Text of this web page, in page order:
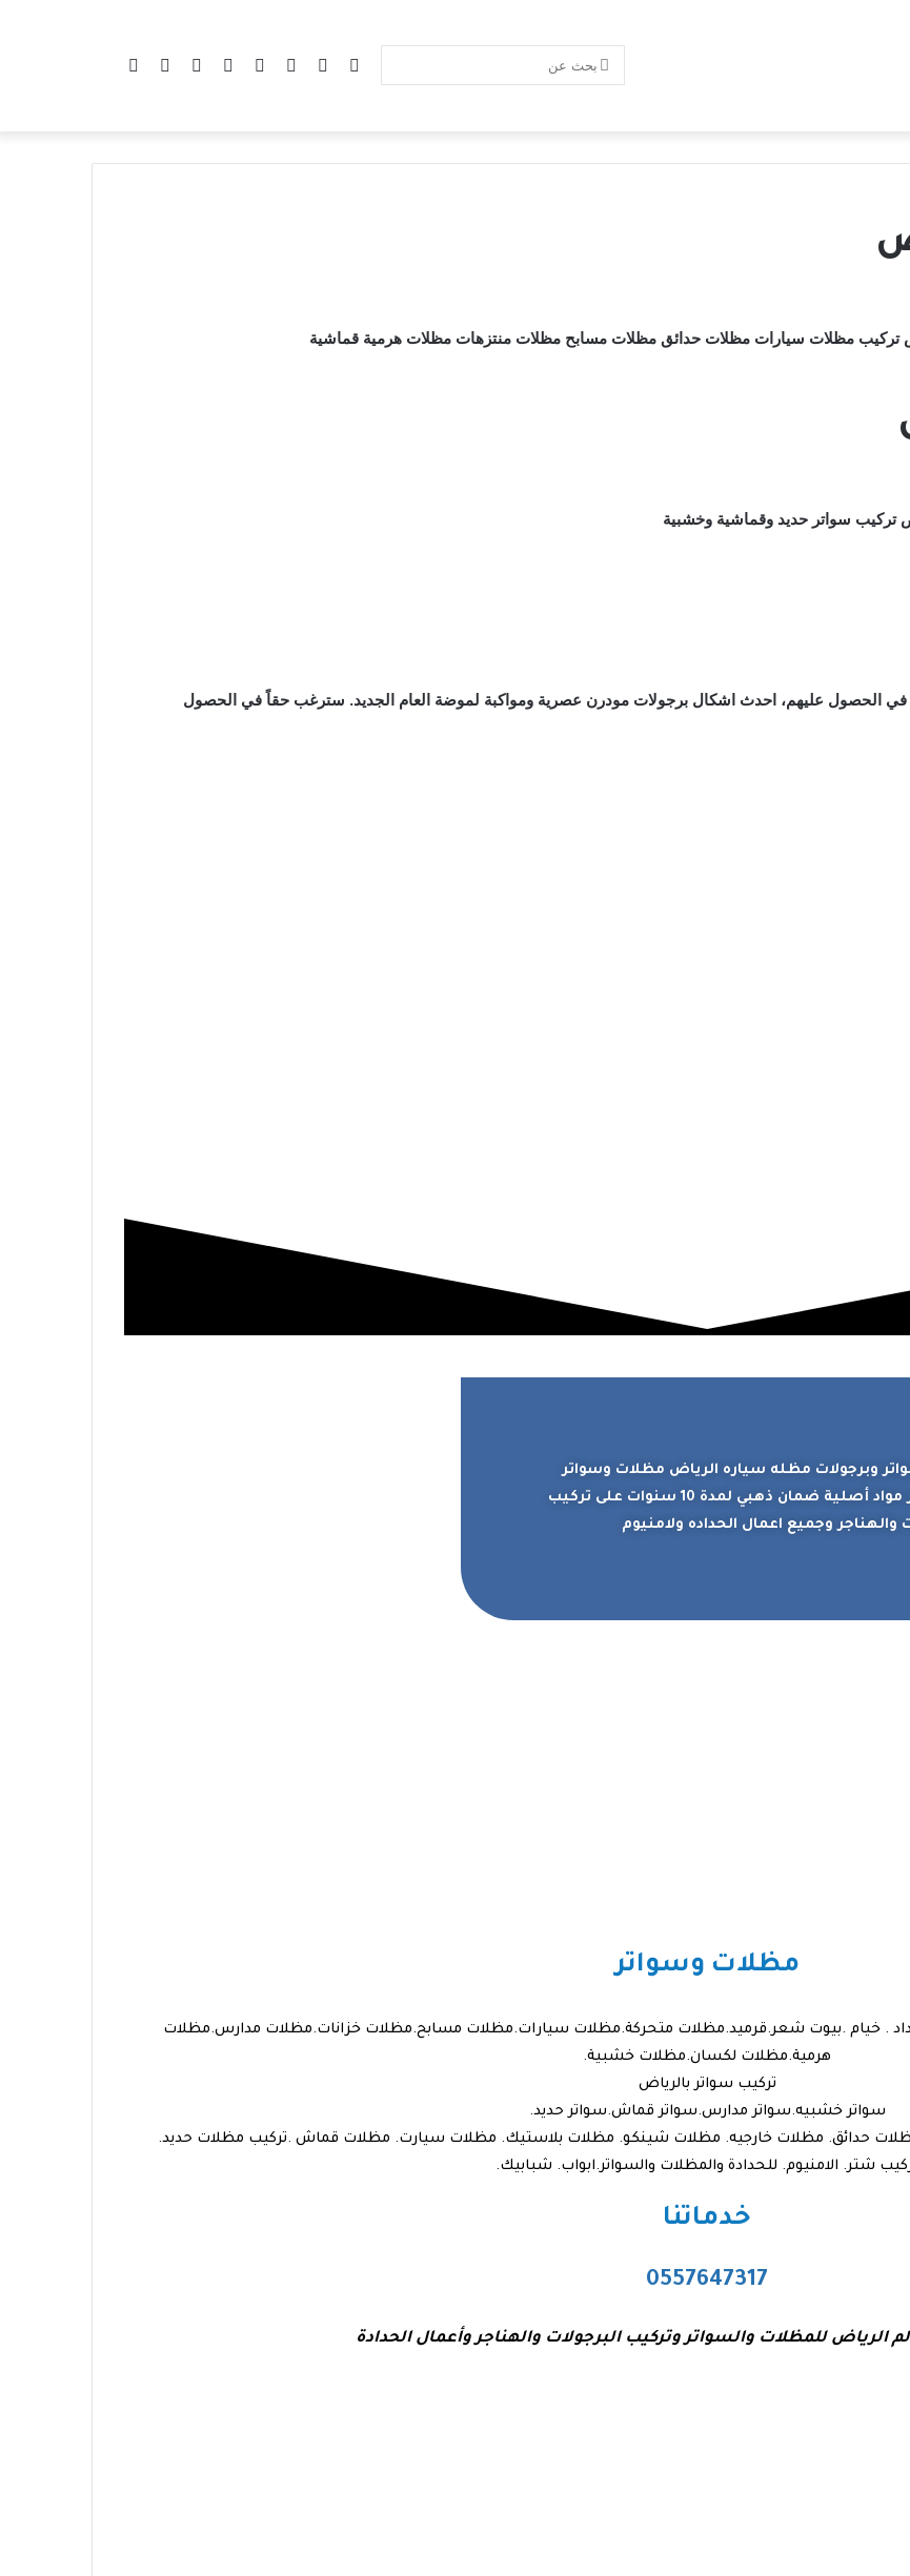
تركيب مظلات سيارات مظلات حدائق مظلات مسابح مظلات منتزهات مظلات هرمية قماشية
تركيب سواتر حديد وقماشية وخشبية
في الحصول عليهم، احدث اشكال برجولات مودرن عصرية ومواكبة لموضة العام الجديد. سترغب حقاً في الحصول
وبرجولات مظله سياره الرياض مظلات وسواتر
بالرياض باسعار رخيصة مظلات وسواتر مواد أصلية ضمان ذهبي لمدة 10 سنوات على تركيب
والهناجر وجميع اعمال الحداده ولامنيوم
مظلات وسواتر
. خيام .بيوت شعر.قرميد.مظلات متحركة.مظلات سيارات.مظلات مسابح.مظلات خزانات.مظلات مدارس.مظلات
هرمية.مظلات لكسان.مظلات خشبية.
تركيب سواتر بالرياض
سواتر خشبيه.سواتر مدارس.سواتر قماش.سواتر حديد.
حدائق. مظلات خارجيه. مظلات شينكو. مظلات بلاستيك. مظلات سيارت. مظلات قماش .تركيب مظلات حديد.
شتر. الامنيوم. للحدادة والمظلات والسواتر.ابواب. شبابيك.
خدماتنا
0557647317
للمظلات والسواتر وتركيب البرجولات والهناجر وأعمال الحدادة